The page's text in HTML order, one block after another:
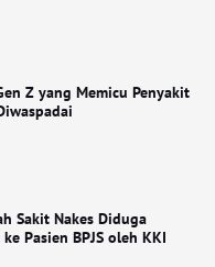
Z yang Memicu Penyakit
Sakit Nakes Diduga
Pasien BPJS oleh KKI